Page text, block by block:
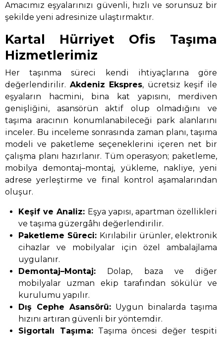
Amacımız eşyalarınızı güvenli, hızlı ve sorunsuz bir
şekilde yeni adresinize ulaştırmaktır.
Kartal Hürriyet Ofis Taşıma
Hizmetlerimiz
Her taşınma süreci kendi ihtiyaçlarına göre
değerlendirilir. Akdeniz Ekspres, ücretsiz keşif ile
eşyaların hacmini, bina kat yapısını, merdiven
genişliğini, asansörün aktif olup olmadığını ve
taşıma aracının konumlanabileceği park alanlarını
inceler. Bu inceleme sonrasında zaman planı, taşıma
modeli ve paketleme seçeneklerini içeren net bir
çalışma planı hazırlanır. Tüm operasyon; paketleme,
mobilya demontaj–montaj, yükleme, nakliye, yeni
adrese yerleştirme ve final kontrol aşamalarından
oluşur.
Keşif ve Analiz: Eşya yapısı, apartman özellikleri
ve taşıma güzergâhı değerlendirilir.
Paketleme Süreci: Kırılabilir ürünler, elektronik
cihazlar ve mobilyalar için özel ambalajlama
uygulanır.
Demontaj–Montaj: Dolap, baza ve diğer
mobilyalar uzman ekip tarafından sökülür ve
kurulumu yapılır.
Dış Cephe Asansörü: Uygun binalarda taşıma
hızını artıran güvenli bir yöntemdir.
Sigortalı Taşıma:Taşıma öncesi değer tespiti